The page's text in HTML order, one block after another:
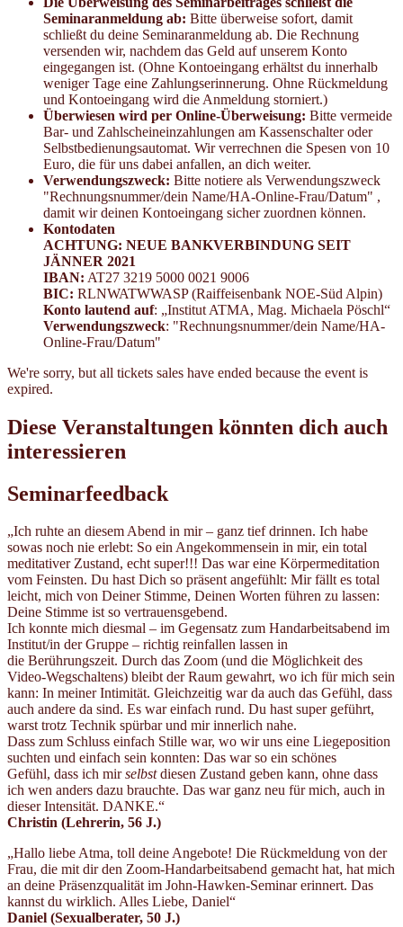
Seminaranmeldung ab: Bitte überweise sofort, damit
schließt du deine Seminaranmeldung ab. Die Rechnung
versenden wir, nachdem das Geld auf unserem Konto
eingegangen ist. (Ohne Kontoeingang erhältst du innerhalb
weniger Tage eine Zahlungserinnerung. Ohne Rückmeldung
und Kontoeingang wird die Anmeldung storniert.)
Überwiesen wird per Online-Überweisung: Bitte vermeide
Bar- und Zahlscheineinzahlungen am Kassenschalter oder
Selbstbedienungsautomat. Wir verrechnen die Spesen von 10
Euro, die für uns dabei anfallen, an dich weiter.
Verwendungszweck: Bitte notiere als Verwendungszweck
"Rechnungsnummer/dein Name/HA-Online-Frau/Datum" ,
damit wir deinen Kontoeingang sicher zuordnen können.
Kontodaten
ACHTUNG: NEUE BANKVERBINDUNG SEIT
JÄNNER 2021
IBAN: AT27 3219 5000 0021 9006
BIC: RLNWATWWASP (Raiffeisenbank NOE-Süd Alpin)
Konto lautend auf: „Institut ATMA, Mag. Michaela Pöschl“
Verwendungszweck: "Rechnungsnummer/dein Name/HA-
Online-Frau/Datum"
We're sorry, but all tickets sales have ended because the event is
expired.
Diese Veranstaltungen könnten dich auch
interessieren
Seminarfeedback
„Ich ruhte an diesem Abend in mir – ganz tief drinnen. Ich habe
sowas noch nie erlebt: So ein Angekommensein in mir, ein total
meditativer Zustand, echt super!!! Das war eine Körpermeditation
vom Feinsten. Du hast Dich so präsent angefühlt: Mir fällt es total
leicht, mich von Deiner Stimme, Deinen Worten führen zu lassen:
Deine Stimme ist so vertrauensgebend.
Ich konnte mich diesmal – im Gegensatz zum Handarbeitsabend im
Institut/in der Gruppe – richtig reinfallen lassen in
die Berührungszeit. Durch das Zoom (und die Möglichkeit des
Video-Wegschaltens) bleibt der Raum gewahrt, wo ich für mich sein
kann: In meiner Intimität. Gleichzeitig war da auch das Gefühl, dass
auch andere da sind. Es war einfach rund. Du hast super geführt,
warst trotz Technik spürbar und mir innerlich nahe.
Dass zum Schluss einfach Stille war, wo wir uns eine Liegeposition
suchten und einfach sein konnten: Das war so ein schönes
Gefühl, dass ich mirselbstdiesen Zustand geben kann, ohne dass
ich wen anders dazu brauchte. Das war ganz neu für mich, auch in
dieser Intensität. DANKE.“
Christin (Lehrerin, 56 J.)
„Hallo liebe Atma, toll deine Angebote! Die Rückmeldung von der
Frau, die mit dir den Zoom-Handarbeitsabend gemacht hat, hat mich
an deine Präsenzqualität im John-Hawken-Seminar erinnert. Das
kannst du wirklich. Alles Liebe, Daniel“
Daniel (Sexualberater, 50 J.)